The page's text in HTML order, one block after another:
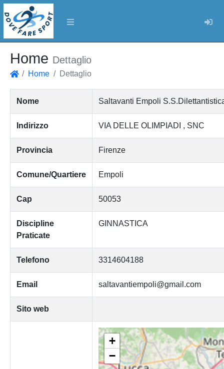
Home Dettaglio
Home Dettaglio
Nome Saltavanti Empoli
Indirizzo VIA DELLE OLIMPIADI , SNC
Provincia Firenze
Comune/Quartiere Empoli
Cap 50053
Discipline
Praticate
GINNASTICA
Telefono 3314604188
Email saltavantiempoli@gmail.com
Sito web
+
−